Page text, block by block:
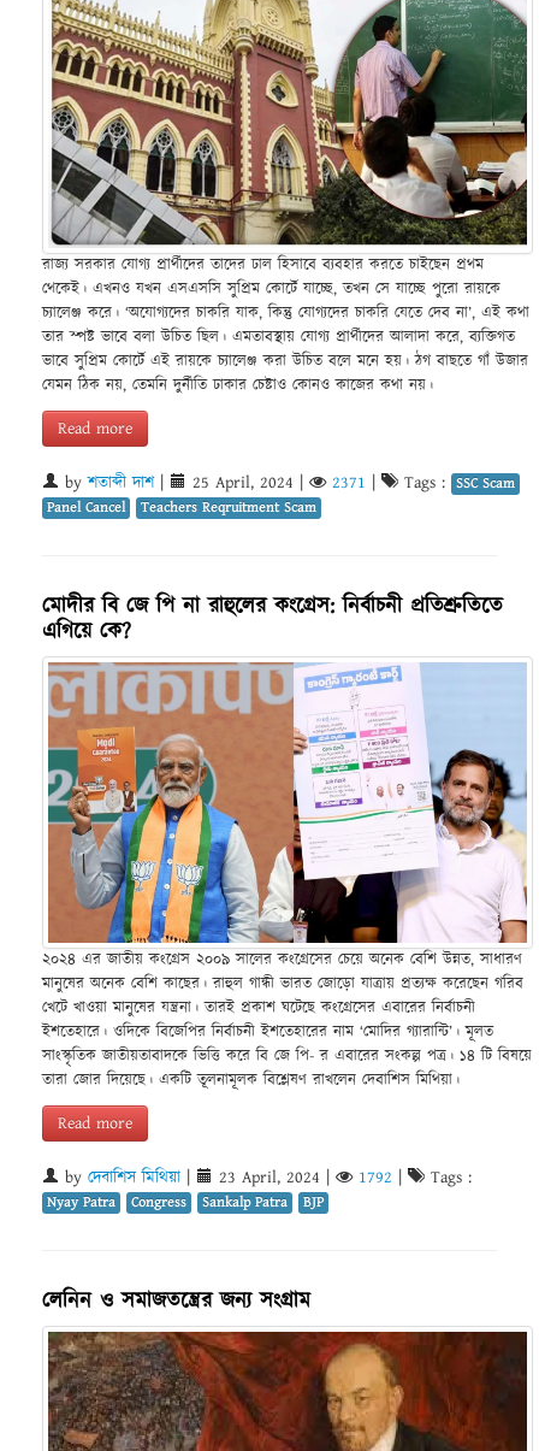
রাজ্য সরকার যোগ্য প্রার্থীদের তাদের ঢাল হিসাবে ব্যবহার করতে চাইছেন প্রথম
থেকেই। এখনও যখন এসএসসি সুপ্রিম কোর্টে যাচ্ছে, তখন সে যাচ্ছে পুরো রায়কে
চ্যালেঞ্জ করে। ‘অযোগ্যদের চাকরি যাক, কিন্তু যোগ্যদের চাকরি যেতে দেব না’, এই কথা
তার স্পষ্ট ভাবে বলা উচিত ছিল। এমতাবস্থায় যোগ্য প্রার্থীদের আলাদা করে, ব্যক্তিগত
ভাবে সুপ্রিম কোর্টে এই রায়কে চ্যালেঞ্জ করা উচিত বলে মনে হয়। ঠগ বাছতে গাঁ উজার
যেমন ঠিক নয়, তেমনি দুর্নীতি ঢাকার চেষ্টাও কোনও কাজের কথা নয়।
Read more
byশতাব্দী দাশ| 25 April, 2024 2371 Tags : SSC Scam
Panel Cancel
Teachers Reqruitment Scam
মোদীর বি জে পি না রাহুলের কংগ্রেস: নির্বাচনী প্রতিশ্রুতিতে
এগিয়ে কে?
২০২৪ এর জাতীয় কংগ্রেস ২০০৯ সালের কংগ্রেসের চেয়ে অনেক বেশি উন্নত, সাধারণ
মানুষের অনেক বেশি কাছের। রাহুল গান্ধী ভারত জোড়ো যাত্রায় প্রত্যক্ষ করেছেন গরিব
খেটে খাওয়া মানুষের যন্ত্রনা। তারই প্রকাশ ঘটেছে কংগ্রেসের এবারের নির্বাচনী
ইশতেহারে। ওদিকে বিজেপির নির্বাচনী ইশতেহারের নাম ‘মোদির গ্যারান্টি’। মূলত
সাংস্কৃতিক জাতীয়তাবাদকে ভিত্তি করে বি জে পি- র এবারের সংকল্প পত্র। ১৪ টি বিষয়ে
তারা জোর দিয়েছে। একটি তূলনামূলক বিশ্লেষণ রাখলেন দেবাশিস মিথিয়া।
Read more
by দেবাশিস মিথিয়া 23 April, 2024 1792 Tags :
Nyay Patra Congress Sankalp Patra BJP
লেনিন ও সমাজতন্ত্রের জন্য সংগ্রাম